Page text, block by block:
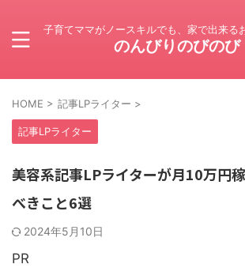
子育てママがノースキルでも、家で出来る
のんびりのびのび
HOME > 記事LPライター >
記事LPライター
美容系記事LPライターが月10万円
べきこと6選
2024年5月10日
PR